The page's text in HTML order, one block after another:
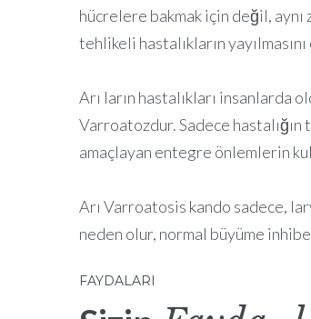
hücrelere bakmak için değil,
tehlikeli hastalıkların
Arı ların hastalıkları insanlarda
Varroatozdur. Sadece hastalığın
amaçlayan entegre önlemlerin
Arı Varroatosis kando sadece,
neden olur, normal büyüme
FAYDALARI